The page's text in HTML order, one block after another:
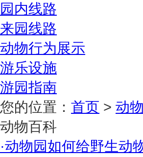
园内线路
来园线路
动物行为展示
游乐设施
游园指南
您的位置： 首页 > 动
动物百科
·动物园如何给野生动